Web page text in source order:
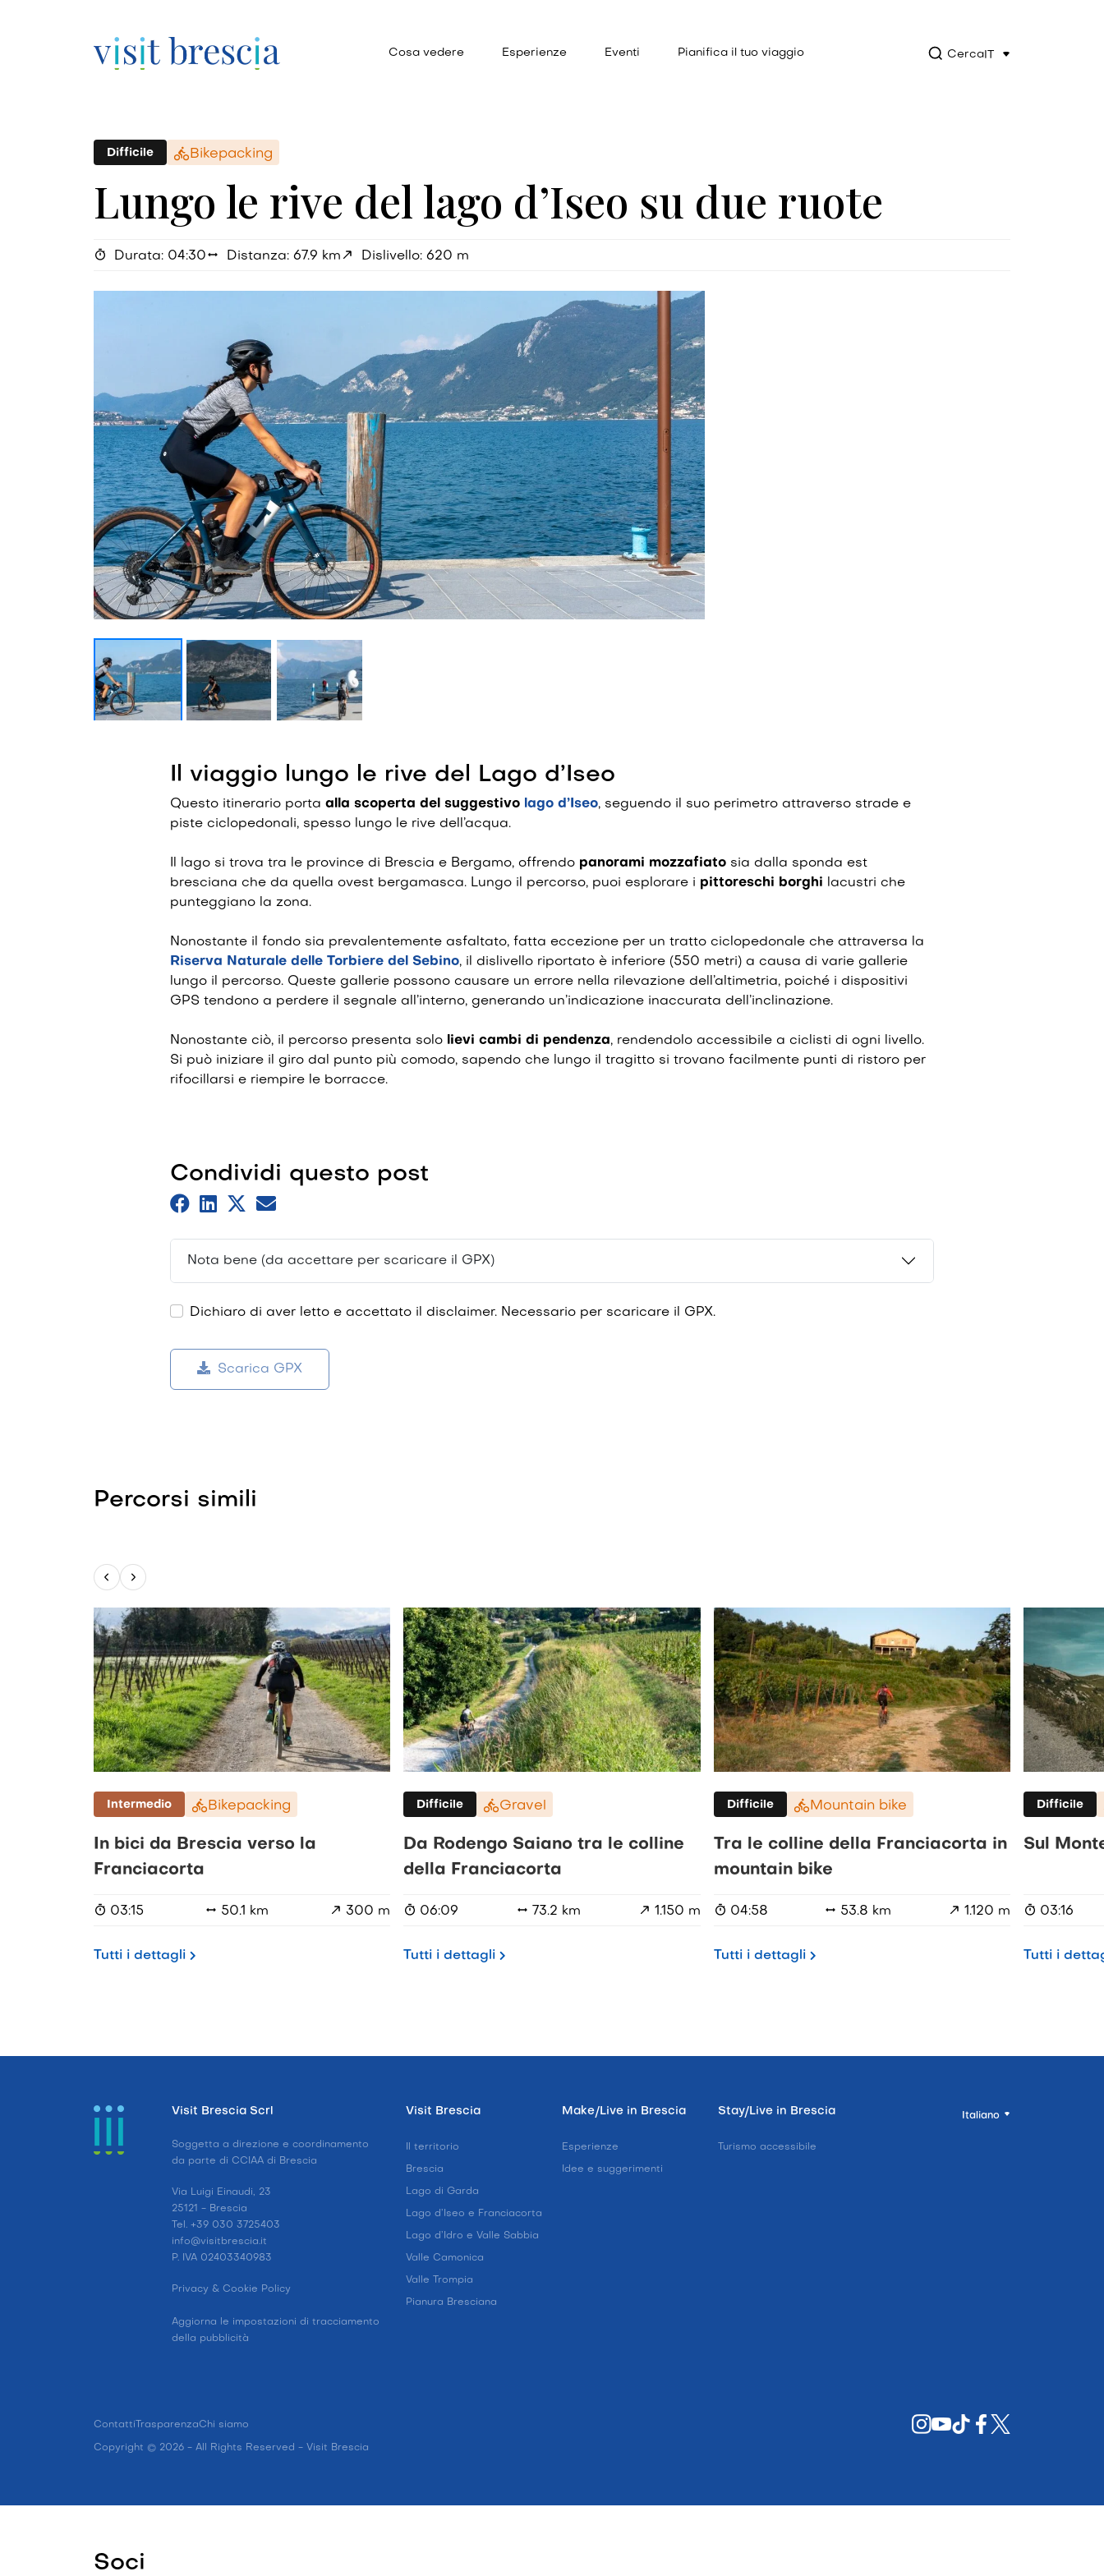
Cosa vedere Esperienze Eventi Pianifica il tuo viaggio CercaIT
Difficile Bikepacking
Lungo le rive del lago d’Iseo su due ruote
Durata: 04:30 Distanza: 67.9 km Dislivello: 620 m
Il viaggio lungo le rive del Lago d’Iseo
Questo itinerario porta alla scoperta del suggestivo lago d’Iseo, seguendo il suo perimetro attraverso strade e
piste ciclopedonali, spesso lungo le rive dell’acqua.
Il lago si trova tra le province di Brescia e Bergamo, offrendo panorami mozzafiato sia dalla sponda est
bresciana che da quella ovest bergamasca. Lungo il percorso, puoi esplorare i pittoreschi borghi lacustri che
punteggiano la zona.
Nonostante il fondo sia prevalentemente asfaltato, fatta eccezione per un tratto ciclopedonale che attraversa la
Riserva Naturale delle Torbiere del Sebino, il dislivello riportato è inferiore (550 metri) a causa di varie gallerie
lungo il percorso. Queste gallerie possono causare un errore nella rilevazione dell’altimetria, poiché i dispositivi
GPS tendono a perdere il segnale all’interno, generando un’indicazione inaccurata dell’inclinazione.
Nonostante ciò, il percorso presenta solo lievi cambi di pendenza, rendendolo accessibile a ciclisti di ogni livello.
Si può iniziare il giro dal punto più comodo, sapendo che lungo il tragitto si trovano facilmente punti di ristoro per
rifocillarsi e riempire le borracce.
Condividi questo post
Nota bene (da accettare per scaricare il GPX)
Dichiaro di aver letto e accettato il disclaimer. Necessario per scaricare il GPX.
Scarica GPX
Percorsi simili
Intermedio Bikepacking
In bici da Brescia verso la
Franciacorta
03:15 50.1 km 300 m
Tutti i dettagli
Difficile Gravel
Da Rodengo Saiano tra le colline
della Franciacorta
06:09 73.2 km 1.150 m
Tutti i dettagli
Difficile Mountain bike
Tra le colline della Franciacorta in
mountain bike
04:58 53.8 km 1.120 m
Tutti i dettagli
Difficile
Sul
03:16
Tutti i
Italiano
Visit Brescia Scrl
Soggetta a direzione e coordinamento
da parte di CCIAA di Brescia
Via Luigi Einaudi, 23
25121 - Brescia
Tel. +39 030 3725403
info@visitbrescia.it
P. IVA 02403340983
Privacy & Cookie Policy
Aggiorna le impostazioni di tracciamento
della pubblicità
Visit Brescia
Il territorio
Brescia
Lago di Garda
Lago d’Iseo e Franciacorta
Lago d’Idro e Valle Sabbia
Valle Camonica
Valle Trompia
Pianura Bresciana
Make/Live in Brescia
Esperienze
Idee e suggerimenti
Stay/Live in Brescia
Turismo accessibile
Contatti TrasparenzaChi siamo
Copyright © 2026 - All Rights Reserved - Visit Brescia
Soci